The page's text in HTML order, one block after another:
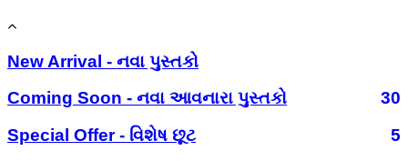
New Arrival - નવા પુસ્તકો
Coming Soon - નવા આવનારા પુસ્તકો
30
Special Offer - વિશેષ છૂટ
5